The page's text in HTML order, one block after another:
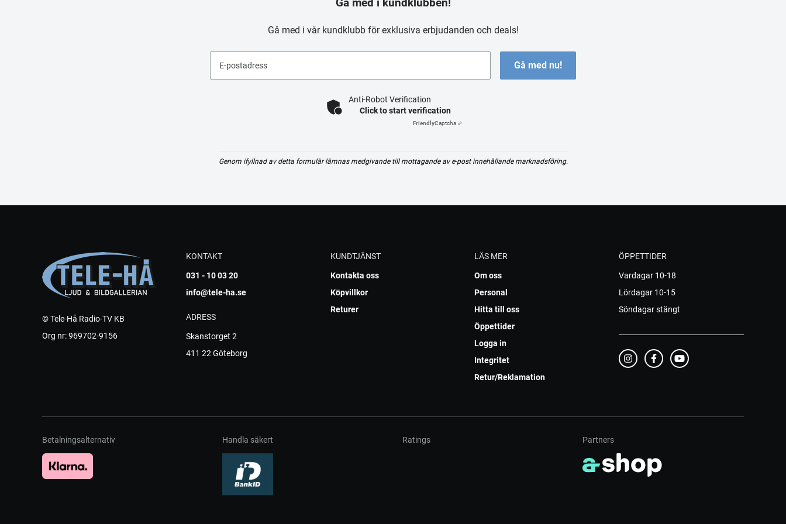
Gå med i vår kundklubb för exklusiva erbjudanden och deals!
E-postadress Gå med nu!
Anti-Robot Verification
Click to start verification
FriendlyCaptcha ⇗
Genom ifyllnad av detta formulär lämnas medgivande till mottagande av e-post innehållande marknadsföring.
© Tele-Hå Radio-TV KB
Org nr: 969702-9156
KONTAKT
031 - 10 03 20
info@tele-ha.se
ADRESS
Skanstorget 2
411 22 Göteborg
KUNDTJÄNST
Kontakta oss
Köpvillkor
Returer
LÄS MER
Om oss
Personal
Hitta till oss
Öppettider
Logga in
Integritet
Retur/Reklamation
ÖPPETTIDER
Vardagar 10-18
Lördagar 10-15
Söndagar stängt
Betalningsalternativ Handla säkert Ratings Partners